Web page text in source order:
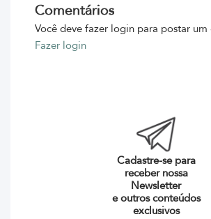
Comentários
Você deve fazer login para postar
Fazer login
Cadastre-se para
receber nossa
Newsletter
e outros conteúdos
exclusivos